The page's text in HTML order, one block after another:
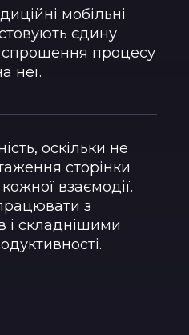
мобільні
єдину
спрощення процесу
неї.
оскільки не
сторінки
взаємодії.
з
і складнішими